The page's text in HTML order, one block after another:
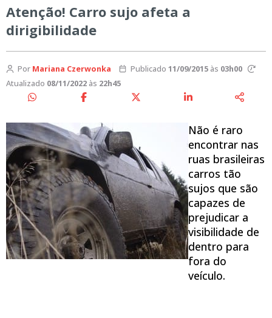
Atenção! Carro sujo afeta a
dirigibilidade
Por Mariana Czerwonka Publicado 11/09/2015às 03h00
Atualizado 08/11/2022 às 22h45
Não é raro
encontrar nas
ruas brasileiras
carros tão
sujos que são
capazes de
prejudicar a
visibilidade de
dentro para
fora do
veículo.